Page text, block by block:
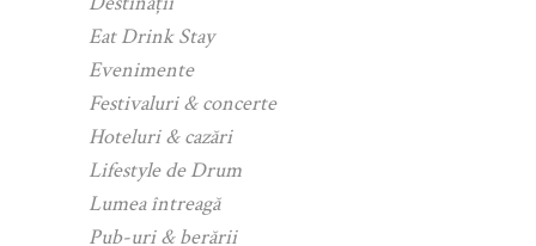
Eat Drink Stay
Evenimente
Festivaluri & concerte
Hoteluri & cazări
Lifestyle de Drum
Lumea întreagă
Pub-uri & berării